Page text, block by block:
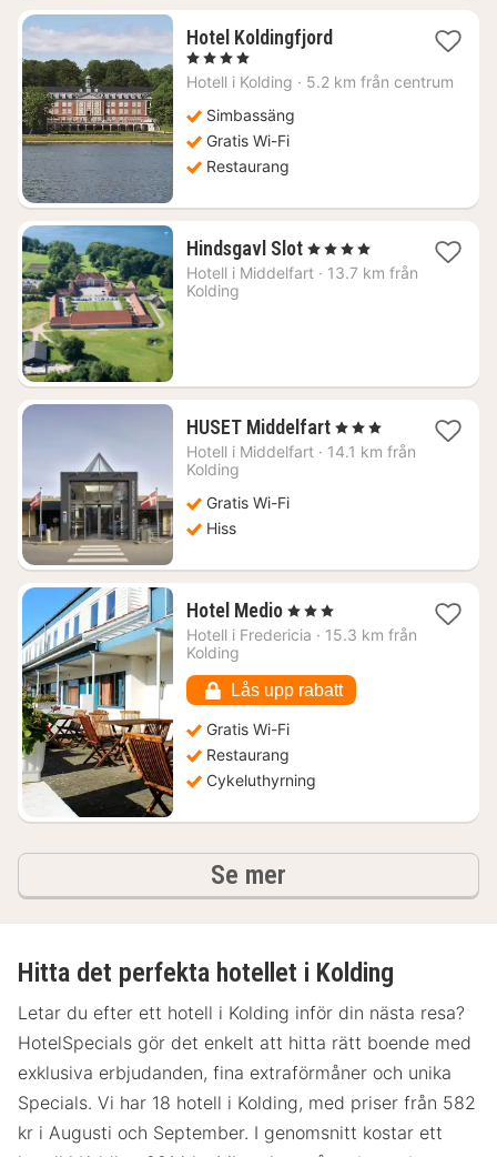
Hotel Koldingfjord1
från
, 4 Stjärnor
Hotell i Kolding · 5.2 km från centrum
Simbassäng
Gratis Wi-Fi
Restaurang
Hindsgavl Slot1
natt
, 4 Stjärnor
Hotell i Middelfart · 13.7 km från
Kolding
HUSET Middelfart1
natt
, 3 Stjärnor
Hotell i Middelfart · 14.1 km från
Kolding
Gratis Wi-Fi
Hiss
Hotel Medio1
natt
kr.
, 3 Stjärnor
Hotell i Fredericia · 15.3 km från
Kolding
Lås upp rabatt
Gratis Wi-Fi
Restaurang
Cykeluthyrning
Se mer
Hitta det perfekta hotellet i Kolding
Letar du efter ett hotell i Kolding inför din nästa resa?
HotelSpecials gör det enkelt att hitta rätt boende med
exklusiva erbjudanden, fina extraförmåner och unika
Specials. Vi har 18 hotell i Kolding, med priser från 582
kr i Augusti och September. I genomsnitt kostar ett